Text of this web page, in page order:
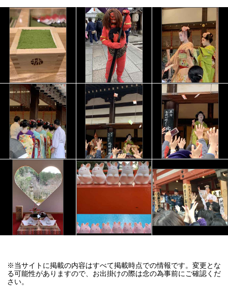
※当サイトに掲載の内容はすべて掲載時点での情報です。変更とな
る可能性がありますので、お出掛けの際は念の為事前にご確認くだ
さい。